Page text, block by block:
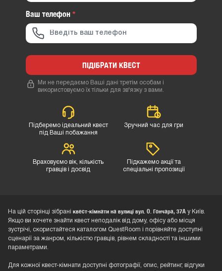
Ваш телефон*
ПІДІБРАТИ КВЕСТ
Ми не передаємо Ваші дані третім особам і
використовуємо їх тільки для зв'язку з вами.
Підберемо ідеальний квест
під Ваші побажання
Зручний час для гри
Враховуємо вік, кількість
гравців і досвід
Підкажемо акції та
спеціальні пропозиції
На цій сторінці зібрані квест-кімнати на вулиці вул. О. Гончара, 37А у Київ.
Якщо ви хочете знайти квест неподалік від дому, офісу або місця
зустрічі, скористайтеся каталогом QuestRoom і порівняйте доступні
сценарії за жанром, кількістю гравців, рівнем складності та іншими
параметрами.
Для кожної квест-кімнати доступні фотографії, опис, рейтинг, відгуки